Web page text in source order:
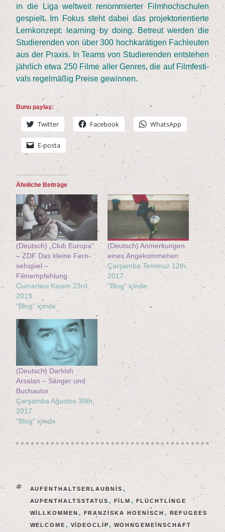
in die Liga welt­weit renom­mier­ter Film­hoch­schu­len
gespielt. Im Fokus steht dabei das pro­jekt­ori­en­tier­te
Lern­kon­zept: lear­ning by doing. Betreut wer­den die
Stu­die­ren­den von über300hoch­ka­rä­ti­gen Fach­leu­ten
aus der Pra­xis. In Teams von Stu­die­ren­den ent­ste­hen
jähr­lich etwa 250Fil­me aller Gen­res, die auf Film­fes­ti­
vals regel­mä­ßig Prei­se gewinnen.
Bunu paylaş:
Twit­ter Face­book Whats­App
E‑posta
Ähn­li­che Beiträge
(Deutsch) ​„Club Euro­pa”
– ZDF Das klei­ne Fern­
seh­spiel –
Filmempfehlung
Cumartesi Kasım 23rd,
2019
"Blog" içinde
(Deutsch) Anmer­kun­gen
eines Angekommenen
Çarşamba Temmuz 12th,
2017
"Blog" içinde
(Deutsch) Dar­vish
Arsalan – Sän­ger und
Buchautor
Çarşamba Ağustos 30th,
2017
"Blog" içinde
ETIKETLER
AUFENTHALTSERLAUBNIS ,
AUFENTHALTSSTATUS ,FILM , FLÜCHTLINGE
WILLKOMMEN, FRANZISKA HOENISCH , REFUGEES
WELCOME , VIDEOCLIP,WOHNGEMEINSCHAFT